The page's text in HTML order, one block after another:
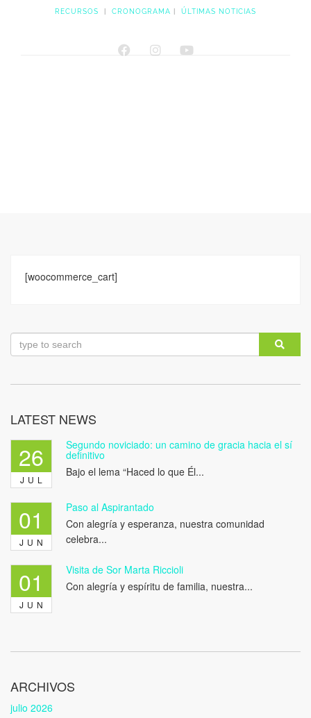
RECURSOS CRONOGRAMA ÚLTIMAS NOTICIAS
[woocommerce_cart]
LATEST NEWS
26
JUL
Segundo noviciado: un camino de gracia hacia el sí
definitivo
Bajo el lema “Haced lo que Él...
01
JUN
Paso al Aspirantado
Con alegría y esperanza, nuestra comunidad
celebra...
01
JUN
Visita de Sor Marta Riccioli
Con alegría y espíritu de familia, nuestra...
ARCHIVOS
julio 2026